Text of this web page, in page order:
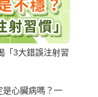
「3大錯誤注射習
是心臟病嗎？一